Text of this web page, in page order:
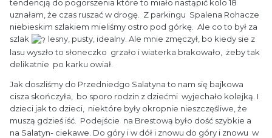
tendencją do pogorszenia które to miało nastąpić kolo 18
uznałam, że czas ruszać w drogę. Z parkingu Spalena Rohacze
niebieskim szlakiem mieliśmy ostro pod górkę. Ale co to był za
szlak
lesny, pusty, idealny. Ale mnie zmęczył, bo kiedy sie z
lasu wyszło to słoneczko grzało i wiaterka brakowało, żeby tak
delikatnie po karku owiał.
Jak doszliśmy do Przedniedgo Salatyna to nam się bajkowa
cisza skończyła, bo sporo rodzin z dziećmi wyjechało kolejką. I
dzieci jak to dzieci, niektóre były okropnie nieszczęśliwe, że
muszą gdzieś iść. Podejście na Brestową było dość szybkie a
na Salatyn- ciekawe. Do góry i w dół i znowu do góry i znowu w